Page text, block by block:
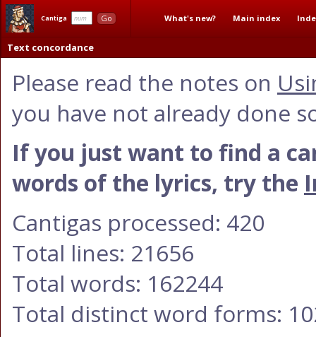
Cantiga Go What's new? Main index
Text concordance
Please read the notes on
you have not already done
If you just want to find a
words of the lyrics, try the
Cantigas processed: 420
Total lines: 21656
Total words: 162244
Total distinct word forms: